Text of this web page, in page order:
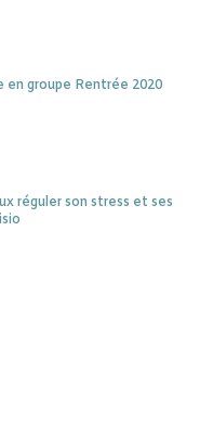
en groupe Rentrée 2020
réguler son stress et ses